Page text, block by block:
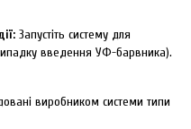
Запустіть систему для
введення УФ-барвника).
виробником системи типи